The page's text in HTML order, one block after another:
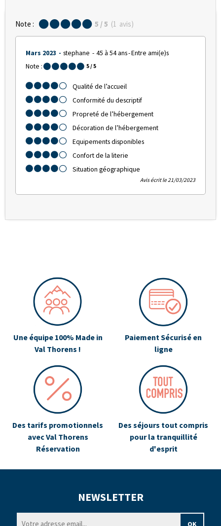
Note : 5 / 5 (1 avis)
Mars 2023 stephane 45 à 54 ans Entre ami(e)s
Note :
5/ 5
Qualité de l’accueil
Conformité du descriptif
Propreté de l’hébergement
Décoration de l’hébergement
Equipements disponibles
Confort de la literie
Situation géographique
Avis écrit le 21/03/2023
Une équipe 100% Made in
Val Thorens !
Paiement Sécurisé en
ligne
Des tarifs promotionnels
avec Val Thorens
Réservation
Des séjours tout compris
pour la tranquillité
d'esprit
NEWSLETTER